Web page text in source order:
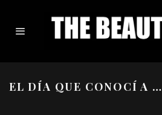
EL DÍA QUE CONOCÍ A …